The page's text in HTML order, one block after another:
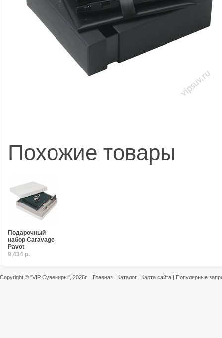
Похожие товары
Подарочный
набор Caravage
Pavot
9,434 р.
Copyright © "VIP Сувениры" , 2026г. Главная | Каталог | Карта сайта | Популярные